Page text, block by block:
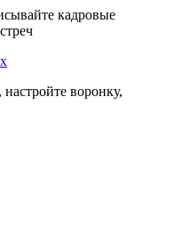
кадровые
воронку,